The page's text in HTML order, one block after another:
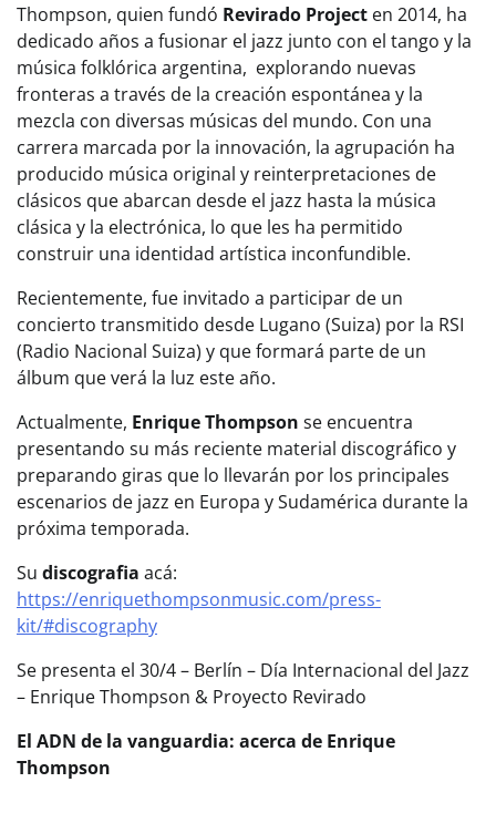
Thompson, quien fundó Revirado Project en 2014, ha
dedicado años a fusionar el jazz junto con el tango y la
música folklórica argentina, explorando nuevas
fronteras a través de la creación espontánea y la
mezcla con diversas músicas del mundo. Con una
carrera marcada por la innovación, la agrupación ha
producido música original y reinterpretaciones de
clásicos que abarcan desde el jazz hasta la música
clásica y la electrónica, lo que les ha permitido
construir una identidad artística inconfundible.
Recientemente, fue invitado a participar de un
concierto transmitido desde Lugano (Suiza) por la RSI
(Radio Nacional Suiza) y que formará parte de un
álbum que verá la luz este año.
Actualmente, Enrique Thompson se encuentra
presentando su más reciente material discográfico y
preparando giras que lo llevarán por los principales
escenarios de jazz en Europa y Sudamérica durante la
próxima temporada.
Su discografia acá:
https://enriquethompsonmusic.com/press-
kit/#discography
Se presenta el 30/4 – Berlín – Día Internacional del Jazz
– Enrique Thompson & Proyecto Revirado
El ADN de la vanguardia: acerca de Enrique
Thompson